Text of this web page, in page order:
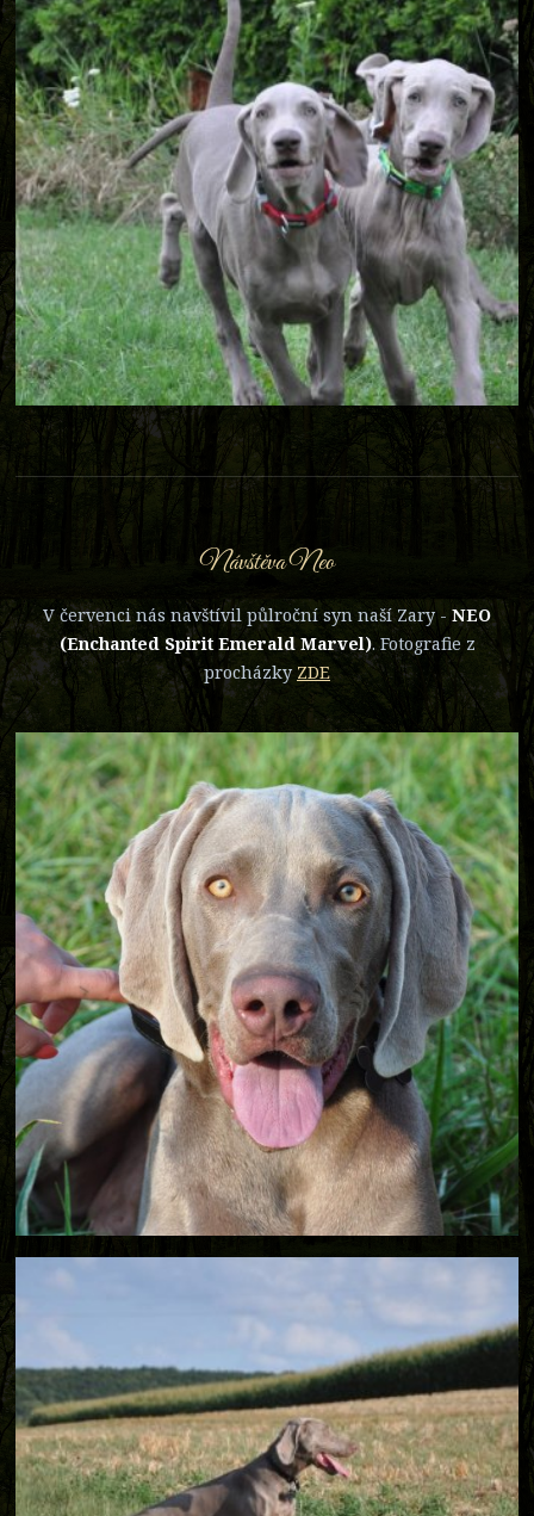
Návštěva Neo
V červenci nás navštívil půlroční syn naší Zary - NEO
(Enchanted Spirit Emerald Marvel). Fotografie z
procházky ZDE